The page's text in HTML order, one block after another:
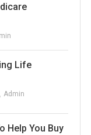
Life
Admin
Help You Buy